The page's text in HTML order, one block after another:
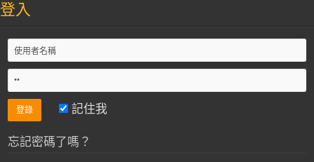
登入
記住我
忘記密碼了嗎？